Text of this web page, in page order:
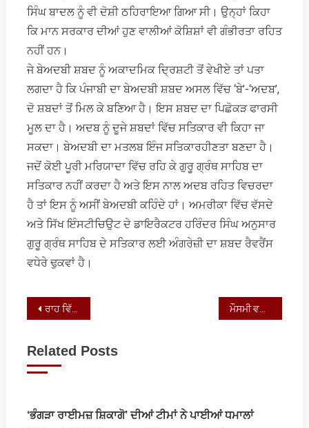
ਸਿੰਘ ਬਾਦਲ ਨੂੰ ਵੀ ਦੋਸ਼ੀ ਠਹਿਰਾਇਆ ਗਿਆ ਸੀ। ਉਨ੍ਹਾਂ ਕਿਹਾ
ਕਿ ਮਾਨ ਸਰਕਾਰ ਦੀਆਂ ਹੁਣ ਵਾਲੀਆਂ ਕੋਸ਼ਿਸ਼ਾਂ ਵੀ ਗੰਭੀਰਤਾ ਰਹਿਤ
ਨਹੀਂ ਹਨ।
ਜੇ ਬੇਅਦਬੀ ਸ਼ਬਦ ਨੂੰ ਅਕਾਦਮਿਕ ਦ੍ਰਿਸ਼ਟੀ ਤੋਂ ਵੇਖੀਏ ਤਾਂ ਪਤਾ
ਲਗਦਾ ਹੈ ਕਿ ਪੰਜਾਬੀ ਦਾ ਬੇਅਦਬੀ ਸ਼ਬਦ ਅਸਲ ਵਿੱਚ ‘ਬੇ’-‘ਅਦਬ’,
ਦੋ ਸ਼ਬਦਾਂ ਤੋਂ ਮਿਲ ਕੇ ਬਣਿਆ ਹੈ। ਇਸ ਸ਼ਬਦ ਦਾ ਪਿਛੋਕੜ ਫਾਰਸੀ
ਮੂਲ ਦਾ ਹੈ। ਅਦਬ ਨੂੰ ਦੂਜੇ ਸ਼ਬਦਾਂ ਵਿੱਚ ਸਤਿਕਾਰ ਵੀ ਕਿਹਾ ਜਾ
ਸਕਦਾ। ਬੇਅਦਬੀ ਦਾ ਮਤਲਬ ਇੰਜ ਸਤਿਕਾਰਹੀਣਤਾ ਬਣਦਾ ਹੈ।
ਜਦੋਂ ਕੋਈ ਪੂਰੀ ਮਰਿਯਾਦਾ ਵਿੱਚ ਰਹਿ ਕੇ ਗੁਰੂ ਗ੍ਰੰਥ ਸਾਹਿਬ ਦਾ
ਸਤਿਕਾਰ ਨਹੀਂ ਕਰਦਾ ਹੈ ਅਤੇ ਇਸ ਨਾਲ ਅਦਬ ਰਹਿਤ ਵਿਚਰਦਾ
ਹੈ ਤਾਂ ਇਸ ਨੂੰ ਅਸੀਂ ਬੇਅਦਬੀ ਕਹਿੰਦੇ ਹਾਂ। ਅਮਰੀਕਾ ਵਿੱਚ ਵੱਸਦੇ
ਅਤੇ ਸਿੱਖ ਇੰਸਟੀਚਿਉਟ ਦੇ ਡਾਇਰੈਕਟਰ ਹਰਿੰਦਰ ਸਿੰਘ ਅਨੁਸਾਰ
ਗੁਰੂ ਗ੍ਰੰਥ ਸਾਹਿਬ ਦੇ ਸਤਿਕਾਰ ਲਈ ਅੰਗਰੇਜ਼ੀ ਦਾ ਸ਼ਬਦ ਰੈਵਰੈਂਸ
ਵਧੇਰੇ ਢੁਕਵਾਂ ਹੈ।
Post
ਰਾਹ ਵਿੱਚ ਬੈਠੀ ‘ਹੋਣੀ’ ਤੰਬੂ ਤਾਣ ਕੇ: ਦੌੜਾਕ ਫੌਜਾ ਸਿੰਘ ਦੀ ਸੜਕ ਹਾਦਸੇ ‘ਚ ਮੌਤ ਮੌਸਮੀ ਵਰਤਾਰਿਆਂ ਦਾ ਕਾਵਿਕ ਸਿਖ਼ਰ ਹੈ ਸਾਉਣ ਮਹੀਨਾ
Related Posts
‘ਭੰਗੜਾ ਰਾਈਮਜ਼ ਸ਼ਿਕਾਗੋ’ ਦੀਆਂ ਟੀਮਾਂ ਨੇ ਪਾਈਆਂ ਧਮਾਲਾਂ